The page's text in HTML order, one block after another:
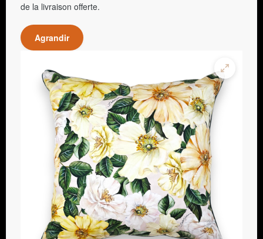
de la livraison offerte.
Agrandir